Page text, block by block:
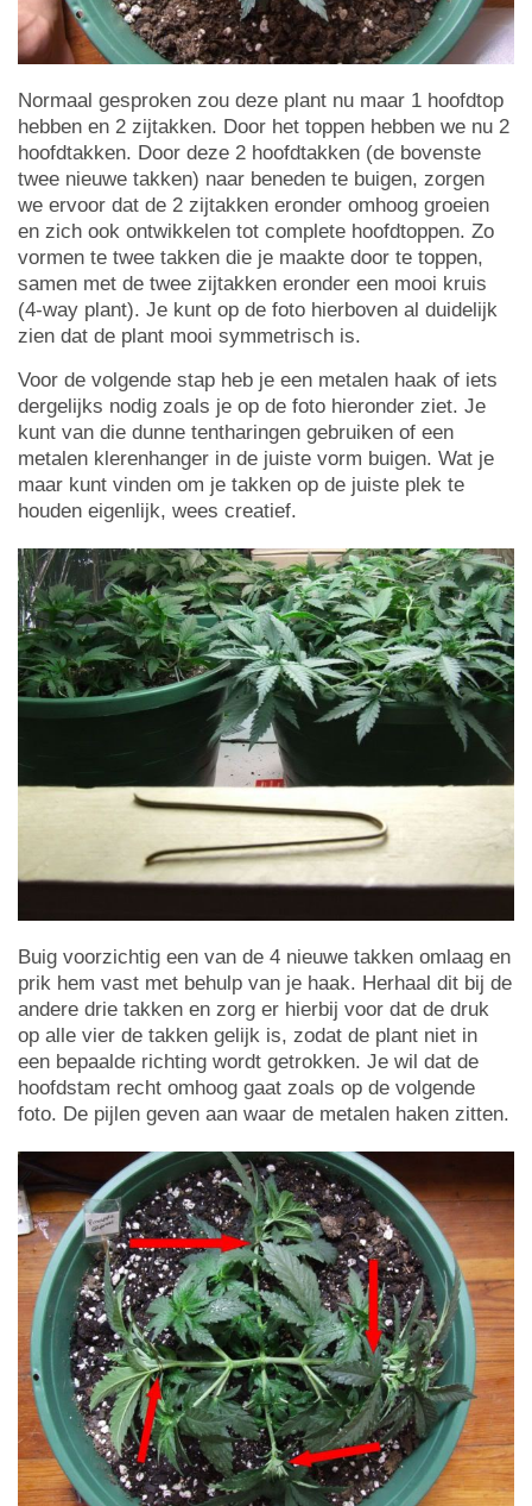
Normaal gesproken zou deze plant nu maar 1 hoofdtop
hebben en 2 zijtakken. Door het toppen hebben we nu 2
hoofdtakken. Door deze 2 hoofdtakken (de bovenste
twee nieuwe takken) naar beneden te buigen, zorgen
we ervoor dat de 2 zijtakken eronder omhoog groeien
en zich ook ontwikkelen tot complete hoofdtoppen. Zo
vormen te twee takken die je maakte door te toppen,
samen met de twee zijtakken eronder een mooi kruis
(4-way plant). Je kunt op de foto hierboven al duidelijk
zien dat de plant mooi symmetrisch is.
Voor de volgende stap heb je een metalen haak of iets
dergelijks nodig zoals je op de foto hieronder ziet. Je
kunt van die dunne tentharingen gebruiken of een
metalen klerenhanger in de juiste vorm buigen. Wat je
maar kunt vinden om je takken op de juiste plek te
houden eigenlijk, wees creatief.
Buig voorzichtig een van de 4 nieuwe takken omlaag en
prik hem vast met behulp van je haak. Herhaal dit bij de
andere drie takken en zorg er hierbij voor dat de druk
op alle vier de takken gelijk is, zodat de plant niet in
een bepaalde richting wordt getrokken. Je wil dat de
hoofdstam recht omhoog gaat zoals op de volgende
foto. De pijlen geven aan waar de metalen haken zitten.